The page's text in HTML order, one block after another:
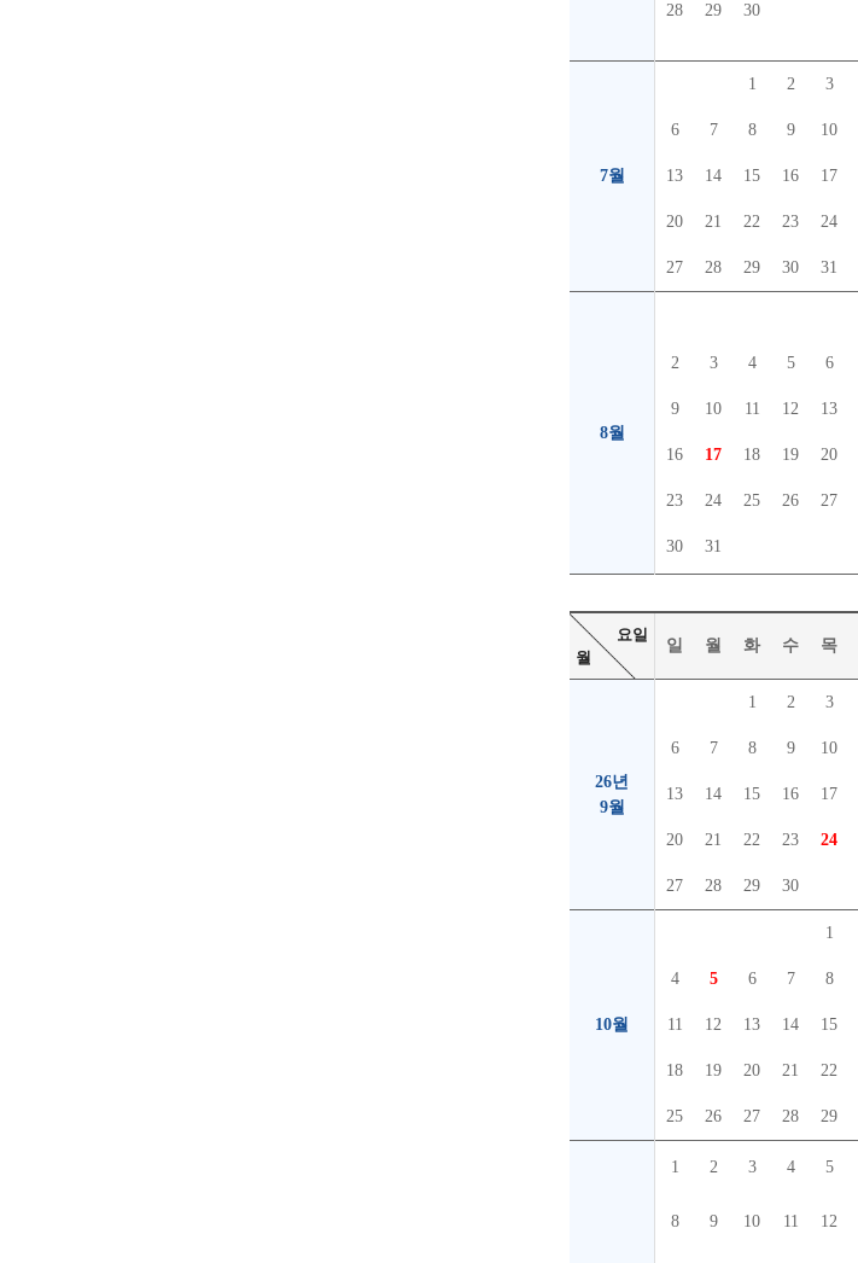
28 29 30
7월
1 2 3
6 7 8 9 10
13 14 15 16 17
20 21 22 23 24
27 28 29 30 31
8월
2 3 4 5 6
9 10 11 12 13
16 17 18 19 20
23 24 25 26 27
30 31
요일
월
일 월 화 수 목
26년
9월
1 2 3
6 7 8 9 10
13 14 15 16 17
20 21 22 23 24
27 28 29 30
10월
1
4 5 6 7 8
11 12 13 14 15
18 19 20 21 22
25 26 27 28 29
1 2 3 4 5
8 9 10 11 12